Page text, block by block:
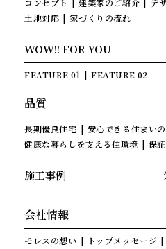
コンセプト 建築家のご紹介 デ
土地対応
家づくりの流れ
WOW!! FOR YOU
FEATURE 01 FEATURE 02
品質
長期優良住宅
安心できる住まい
健康な暮らしを支える住環境
保
施工事例
会社情報
モレスの想い トップメッセージ